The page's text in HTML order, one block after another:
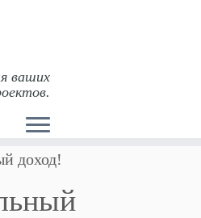
ваших
доход!